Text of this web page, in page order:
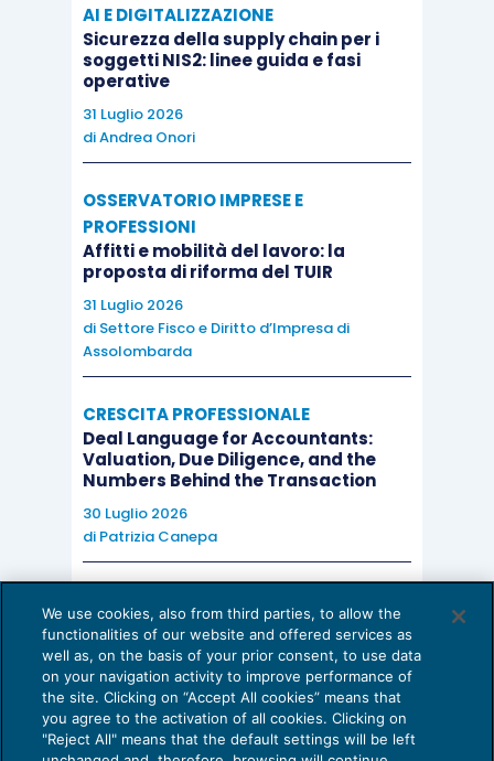
AI E DIGITALIZZAZIONE
Sicurezza della supply chain per i
soggetti NIS2: linee guida e fasi
operative
31 Luglio 2026
diAndrea Onori
OSSERVATORIO IMPRESE E
PROFESSIONI
Affitti e mobilità del lavoro: la
proposta di riforma del TUIR
31 Luglio 2026
di Settore Fisco e Diritto d’Impresa di
Assolombarda
CRESCITA PROFESSIONALE
Deal Language for Accountants:
Valuation, Due Diligence, and the
Numbers Behind the Transaction
30 Luglio 2026
di Patrizia Canepa
EU AI Act e studi professionali: le
scadenze concrete
27 Luglio 2026
di Diego BarberieStefano Dovier
We use cookies, also from third parties, to allow the
functionalities of our website and offered services as
well as, on the basis of your prior consent, to use data
on your navigation activity to improve performance of
the site. Clicking on “Accept All cookies” means that
you agree to the activation of all cookies. Clicking on
"Reject All" means that the default settings will be left